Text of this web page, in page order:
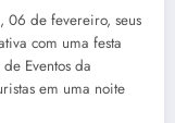
06 de fevereiro, seus
com uma festa
Eventos da
em uma noite